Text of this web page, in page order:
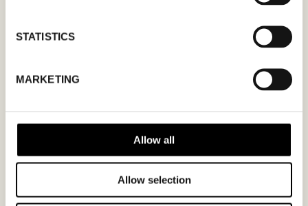
STATISTICS
MARKETING
Allow all
Allow selection
snedstreck